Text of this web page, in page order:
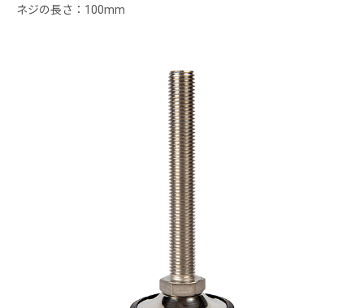
ネジの長さ：100mm